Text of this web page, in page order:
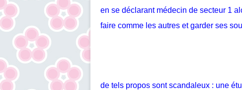
en se déclarant médecin de secteur 1
faire comme les autres et garder ses
de tels propos sont scandaleux : une